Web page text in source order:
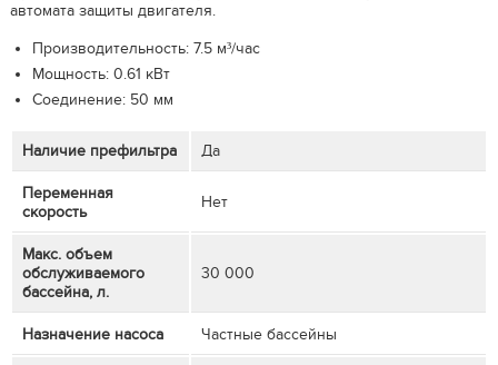
автомата защиты двигателя.
Производительность: 7.5 м³/час
Мощность: 0.61 кВт
Соединение: 50 мм
Наличие префильтра Да
Переменная
скорость
Нет
Макс. объем
обслуживаемого
бассейна, л.
30 000
Назначение насоса Частные бассейны